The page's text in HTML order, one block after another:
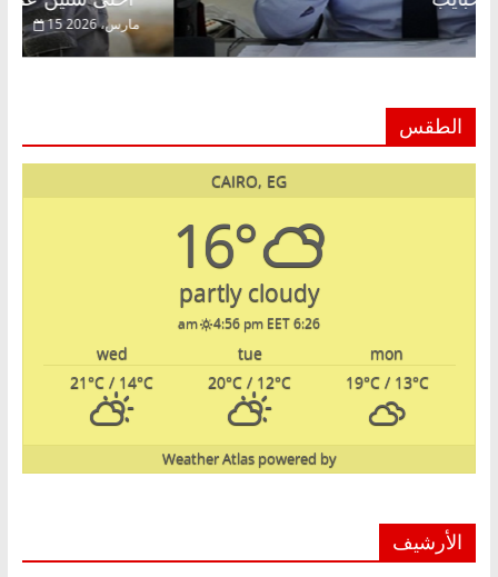
22 فبراير، 2026
الطقس
CAIRO, EG
16°
partly cloudy
6:26 am
4:56 pm EET
mon
tue
wed
19°C/ 13°C
20°C / 12°C
21°C / 14°C
powered by
Weather Atlas
الأرشيف